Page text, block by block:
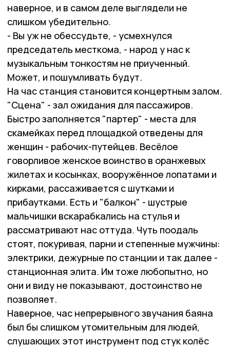
наверное, и в самом деле выглядели не
слишком убедительно.
- Вы уж не обессудьте, - усмехнулся
председатель месткома, - народ у нас к
музыкальным тонкостям не приученный.
Может, и пошумливать будут.
На час станция становится концертным залом.
"Сцена" - зал ожидания для пассажиров.
Быстро заполняется "партер" - места для
скамейках перед площадкой отведены для
женщин - рабочих-путейцев. Весёлое
говорливое женское воинство в оранжевых
жилетах и косынках, вооружённое лопатами и
кирками, рассаживается с шутками и
прибаутками. Есть и "балкон" - шустрые
мальчишки вскарабкались на стулья и
рассматривают нас оттуда. Чуть поодаль
стоят, покуривая, парни и степенные мужчины:
электрики, дежурные по станции и так далее -
станционная элита. Им тоже любопытно, но
они и виду не показывают, достоинство не
позволяет.
Наверное, час непрерывного звучания баяна
был бы слишком утомительным для людей,
слушающих этот инструмент под стук колёс